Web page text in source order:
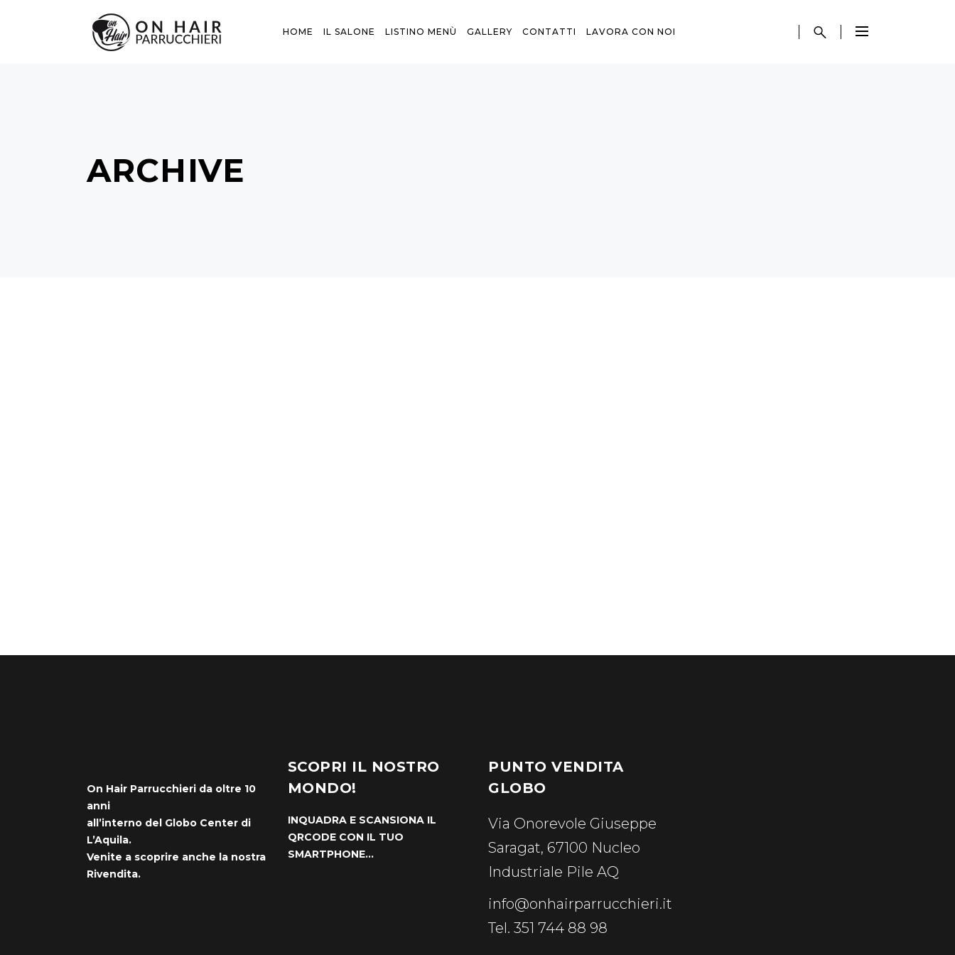
HOME IL SALONE LISTINO MENÙ GALLERY CONTATTI LAVORA CON NOI
ARCHIVE
On Hair Parrucchieri da oltre 10
anni
all’interno del Globo Center di
L’Aquila.
Venite a scoprire anche la nostra
Rivendita.
SCOPRI IL NOSTRO
MONDO!
INQUADRA E SCANSIONA IL
QRCODE CON IL TUO
SMARTPHONE…
PUNTO VENDITA
GLOBO
Via Onorevole Giuseppe
Saragat, 67100 Nucleo
Industriale Pile AQ
info@onhairparrucchieri.it
Tel. 351 744 88 98